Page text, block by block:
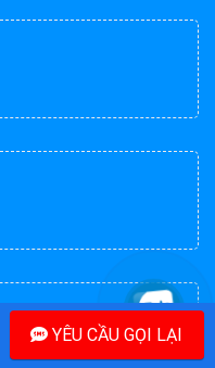
YÊU CẦU GỌI LẠI